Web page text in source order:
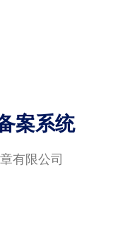
案系统
有限公司